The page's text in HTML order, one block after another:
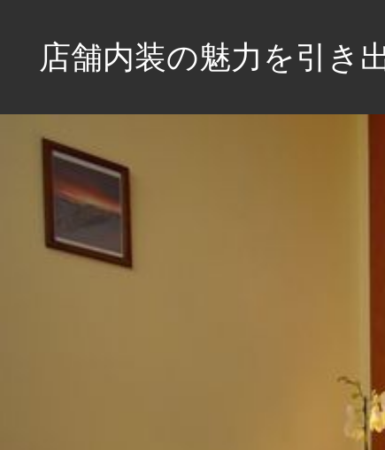
ツ
店舗内装の魅力を引き
な
た
魅